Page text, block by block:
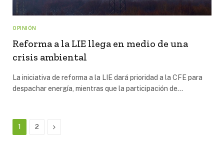
OPINIÓN
Reforma a la LIE llega en medio de una
crisis ambiental
La iniciativa de reforma a la LIE dará prioridad a la CFE para
despachar energía, mientras que la participación de…
1 2 Next